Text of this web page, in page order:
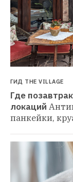
ГИД THE VILLAGE
Где
локаций
панкейки,